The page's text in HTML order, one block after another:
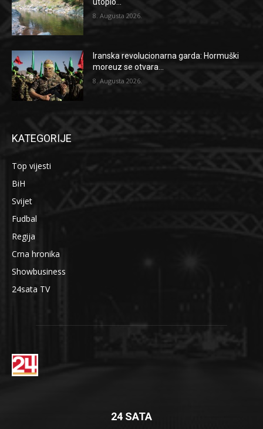
8. Augusta 2026.
Iranska revolucionarna garda: Hormuški
moreuz se otvara...
8. Augusta 2026.
KATEGORIJE
Top vijesti
BiH
Svijet
Fudbal
Regija
Crna hronika
Showbusiness
24sata TV
24 SATA